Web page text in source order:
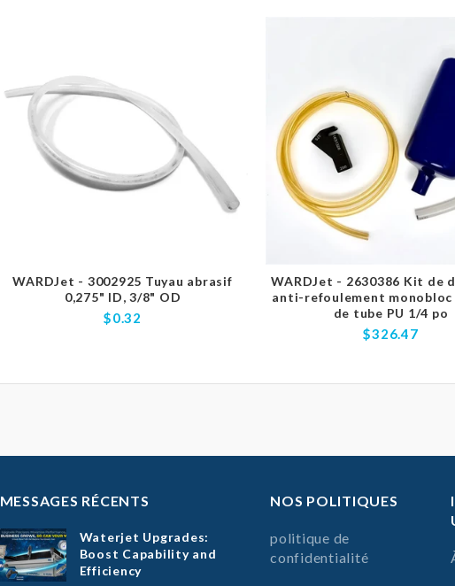
WARDJet - 3002925 Tuyau abrasif
0,275" ID, 3/8" OD
$0.32
WARDJet - 2630386 Kit de
anti-refoulement monobloc
de tube PU 1/4 po
$326.47
MESSAGES RÉCENTS
Waterjet Upgrades:
Boost Capability and
Efficiency
NOS POLITIQUES
politique de
confidentialité